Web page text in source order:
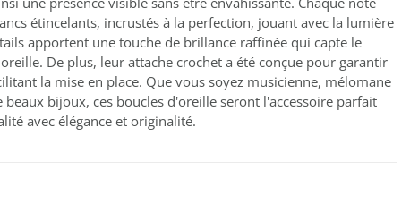
étincelants, incrustés à la perfection, jouant avec la lumière
apportent une touche de brillance raffinée qui capte le
De plus, leur attache crochet a été conçue pour garantir
la mise en place. Que vous soyez musicienne, mélomane
bijoux, ces boucles d'oreille seront l'accessoire parfait
avec élégance et originalité.